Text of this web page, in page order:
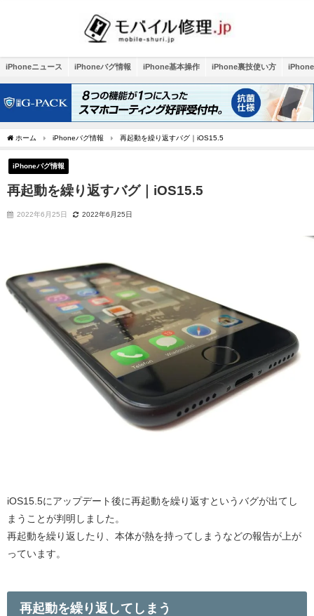
iPhoneニュース iPhoneバグ情報 iPhone基本操作 iPhone裏技使い方
ホーム iPhoneバグ情報 再起動を繰り返すバグ｜iOS15.5
iPhoneバグ情報
再起動を繰り返すバグ｜iOS15.5
2022年6月25日 2022年6月25日
iOS15.5にアップデート後に再起動を繰り返すというバグが出てし
まうことが判明しました。
再起動を繰り返したり、本体が熱を持ってしまうなどの報告が上が
っています。
再起動を繰り返してしまう